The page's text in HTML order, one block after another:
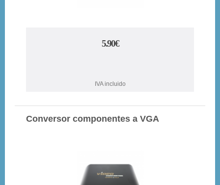
5.90€
IVA incluido
Conversor componentes a VGA